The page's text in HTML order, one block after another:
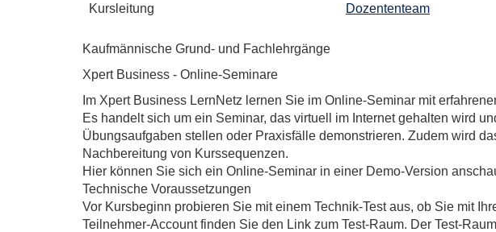
Kursleitung Dozententeam
Kaufmännische Grund- und Fachlehrgänge
Xpert Business - Online-Seminare
Im Xpert Business LernNetz lernen Sie im Online-Seminar mit
Es handelt sich um ein Seminar, das virtuell im Internet gehalten wird
Übungsaufgaben stellen oder Praxisfälle demonstrieren. Zudem wird
Nachbereitung von Kurssequenzen.
Hier können Sie sich ein Online-Seminar in einer Demo-Version
Technische Voraussetzungen
Vor Kursbeginn probieren Sie mit einem Technik-Test aus, ob Sie mit
Teilnehmer-Account finden Sie den Link zum Test-Raum. Der Test-